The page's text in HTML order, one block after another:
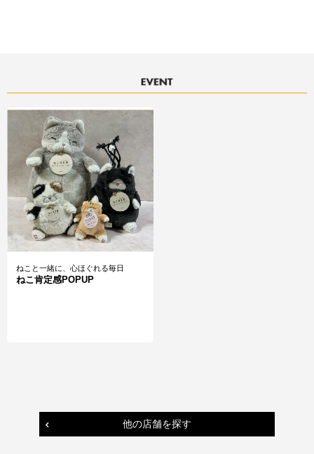
ねこと一緒に、心ほぐれる毎日
ねこ肯定感POPUP
他の店舗を探す